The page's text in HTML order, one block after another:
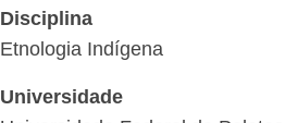
Disciplina
Etnologia Indígena
Universidade